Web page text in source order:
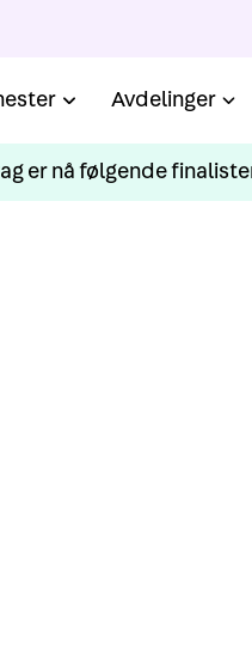
Avdelinger
er nå følgende